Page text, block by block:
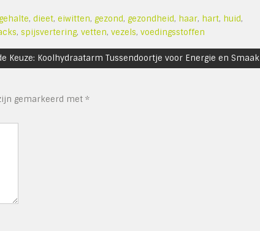
, dieet, eiwitten, gezond, gezondheid, haar, hart, huid,
, spijsvertering, vetten, vezels, voedingsstoffen
Keuze: Koolhydraatarm Tussendoortje voor Energie en Smaak
gemarkeerd met *